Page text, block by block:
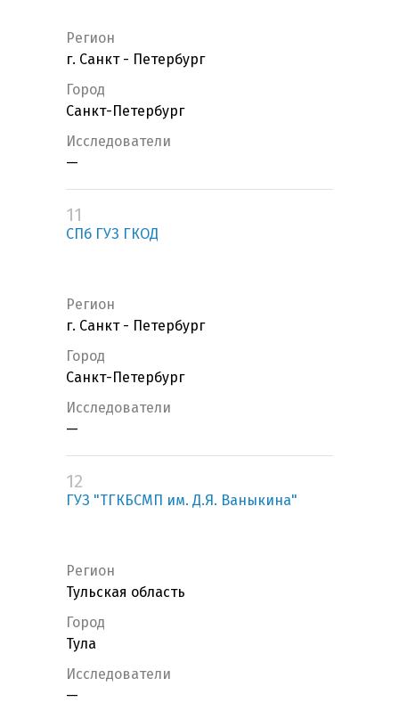
Регион
г. Санкт - Петербург
Город
Санкт-Петербург
Исследователи
—
11
СПб ГУЗ ГКОД
Регион
г. Санкт - Петербург
Город
Санкт-Петербург
Исследователи
—
12
ГУЗ "ТГКБСМП им. Д.Я. Ваныкина"
Регион
Тульская область
Город
Тула
Исследователи
—